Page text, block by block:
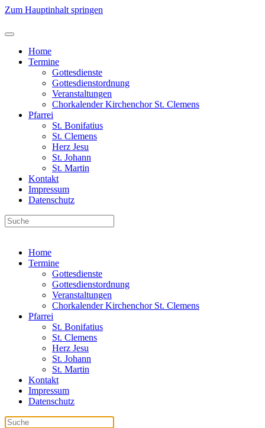
Zum Hauptinhalt springen
Home
Termine
Gottesdienste
Gottesdienstordnung
Veranstaltungen
Chorkalender Kirchenchor St. Clemens
Pfarrei
St. Bonifatius
St. Clemens
Herz Jesu
St. Johann
St. Martin
Kontakt
Impressum
Datenschutz
Home
Termine
Gottesdienste
Gottesdienstordnung
Veranstaltungen
Chorkalender Kirchenchor St. Clemens
Pfarrei
St. Bonifatius
St. Clemens
Herz Jesu
St. Johann
St. Martin
Kontakt
Impressum
Datenschutz